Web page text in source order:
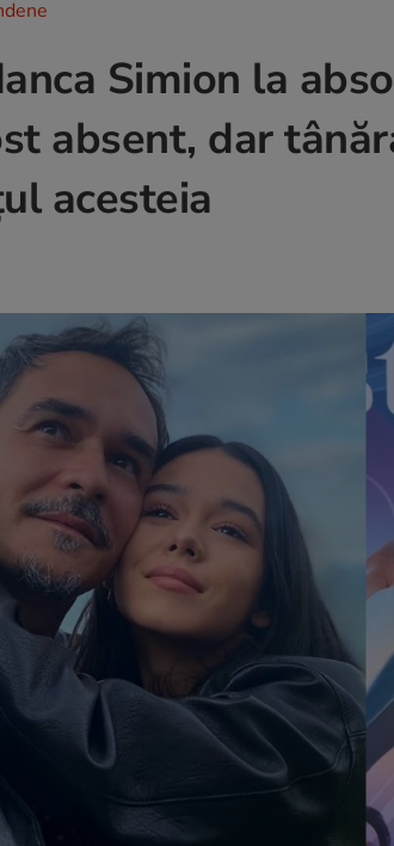
Simion la
absent, dar
acesteia